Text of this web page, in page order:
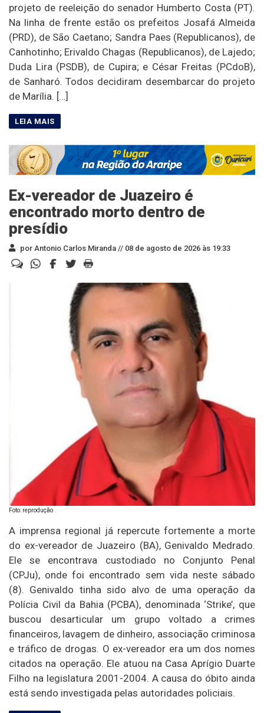
projeto de reeleição do senador Humberto Costa (PT).
Na linha de frente estão os prefeitos Josafá Almeida
(PRD), de São Caetano; Sandra Paes (Republicanos), de
Canhotinho; Erivaldo Chagas (Republicanos), de Lajedo;
Duda Lira (PSDB), de Cupira; e César Freitas (PCdoB),
de Sanharó. Todos decidiram desembarcar do projeto
de Marília. […]
Ex-vereador de Juazeiro é
encontrado morto dentro de
presídio
por Antonio Carlos Miranda // 08 de agosto de 2026 às 19:33
Foto: reprodução
A imprensa regional já repercute fortemente a morte
do ex-vereador de Juazeiro (BA), Genivaldo Medrado.
Ele se encontrava custodiado no Conjunto Penal
(CPJu), onde foi encontrado sem vida neste sábado
(8). Genivaldo tinha sido alvo de uma operação da
Polícia Civil da Bahia (PCBA), denominada ‘Strike’, que
buscou desarticular um grupo voltado a crimes
financeiros, lavagem de dinheiro, associação criminosa
e tráfico de drogas. O ex-vereador era um dos nomes
citados na operação. Ele atuou na Casa Aprígio Duarte
Filho na legislatura 2001-2004. A causa do óbito ainda
está sendo investigada pelas autoridades policiais.